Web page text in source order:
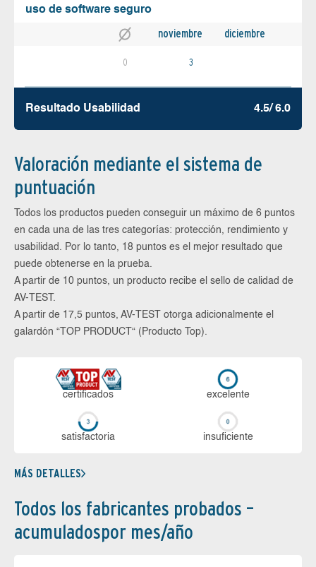
uso de software seguro
noviembre diciembre
0 3
Resultado Usabilidad 4.5/ 6.0
Valoración mediante el sistema de
puntuación
Todos los productos pueden conseguir un máximo de 6 puntos
en cada una de las tres categorías: protección, rendimiento y
usabilidad. Por lo tanto, 18 puntos es el mejor resultado que
puede obtenerse en la prueba.
A partir de 10 puntos, un producto recibe el sello de calidad de
AV-TEST.
A partir de 17,5 puntos, AV-TEST otorga adicionalmente el
galardón “TOP PRODUCT“ (Producto Top).
certi­ficados ex­ce­len­te
sa­tis­fac­to­ria in­su­fi­cien­te
MÁS DETALLES
Todos los fabricantes probados –
acumuladospor mes/año